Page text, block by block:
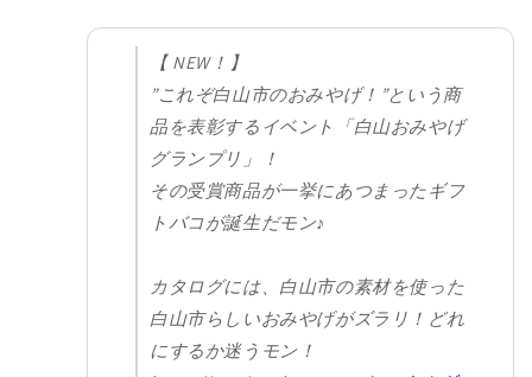
【 NEW！】
”これぞ白山市のおみやげ！”という商
品を表彰するイベント「白山おみやげ
グランプリ」！
その受賞商品が一挙にあつまったギフ
トバコが誕生だモン♪
カタログには、白山市の素材を使った
白山市らしいおみやげがズラリ！どれ
にするか迷うモン！